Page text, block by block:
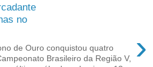
no
›
de Ouro conquistou quatro
Brasileiro da Região V,